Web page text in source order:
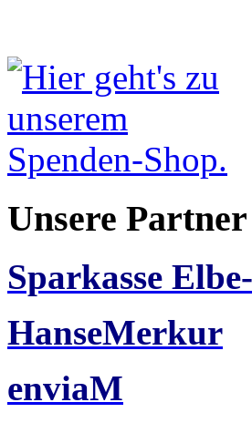
Unsere
Sparkasse
HanseMerkur
enviaM